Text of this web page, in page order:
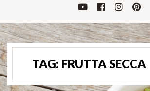
TAG: FRUTTA SECCA